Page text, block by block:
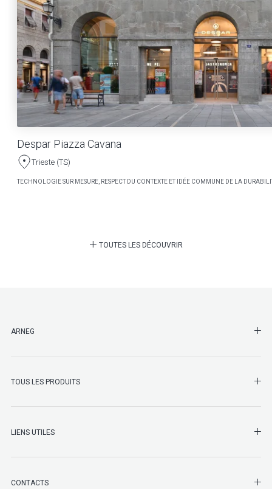
Despar Piazza Cavana
Trieste (TS)
TECHNOLOGIE SUR MESURE, RESPECT DU CONTEXTE ET IDÉE COMMUNE DE LA
TOUTES LES DÉCOUVRIR
ARNEG
TOUS LES PRODUITS
LIENS UTILES
CONTACTS